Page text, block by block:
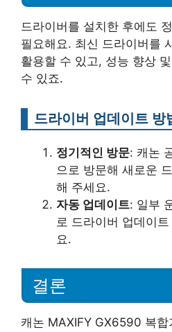
드라이버를 설치한 후에도
필요해요. 최신 드라이버를
활용할 수 있고, 성능 향상
수 있죠.
드라이버 업데이트 방
정기적인 방문: 캐논
으로 방문해 새로운
해 주세요.
자동 업데이트: 일부
로 드라이버 업데이
요.
결론
캐논 MAXIFY GX6590 복